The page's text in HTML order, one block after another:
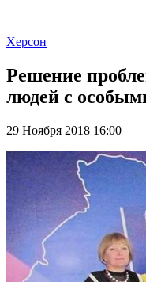
Херсон
Решение
людей с
29 Ноября 2018 16:00